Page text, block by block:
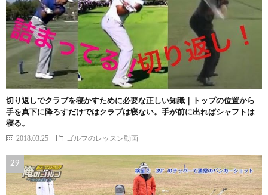
切り返しでクラブを寝かすために必要な正しい知識｜トップの位置から
手を真下に降ろすだけではクラブは寝ない。手が前に出ればシャフトは
寝る。
2018.03.25 ゴルフのレッスン動画